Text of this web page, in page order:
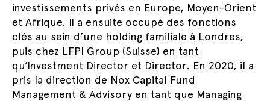
investissements privés en Europe, Moyen-Orient
et Afrique. Il a ensuite occupé des fonctions
clés au sein d’une holding familiale à Londres,
puis chez LFPI Group (Suisse) en tant
qu’Investment Director et Director. En 2020, il a
pris la direction de Nox Capital Fund
Management & Advisory en tant que Managing